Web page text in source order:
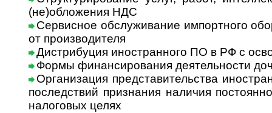
(не)об­ло­же­ния НДС
Сервисное обслуживание импортного
от про­из­во­ди­теля
Дистрибуция иностранного ПО в РФ с
Формы финансирования деятельности
Организация представительства
послед­ст­вий приз­на­ния нали­чия
нало­го­вых целях